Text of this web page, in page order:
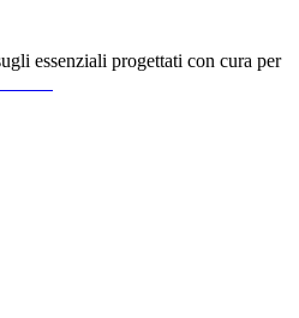
essenziali progettati con cura per